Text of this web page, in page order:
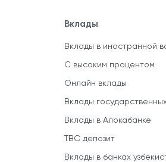
Вклады
Вклады в иностранной
С высоким процентом
Онлайн вклады
Вклады
Вклады в Алокабанке
TBC депозит
Вклады в банках